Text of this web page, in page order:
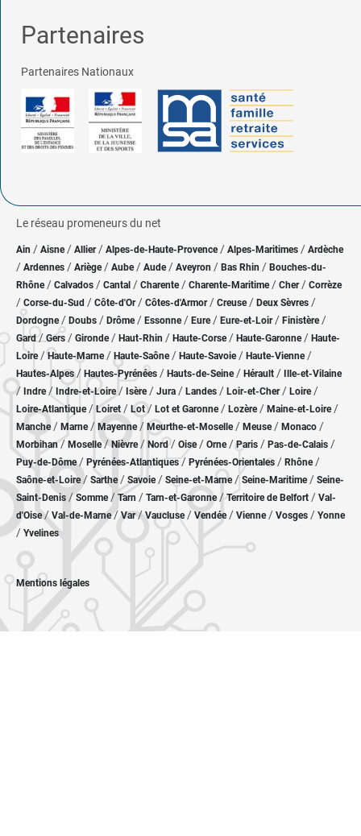
Partenaires
Partenaires Nationaux
Le réseau promeneurs du net
Ain / Aisne/ Allier/ Alpes-de-Haute-Provence / Alpes-Maritimes / Ardèche
/ Ardennes / Ariège/ Aube/ Aude / Aveyron / Bas Rhin / Bouches-du-
Rhône/ Calvados / Cantal / Charente / Charente-Maritime/ Cher / Corrèze
/ Corse-du-Sud / Côte-d'Or / Côtes-d'Armor/ Creuse/ Deux Sèvres /
Dordogne/ Doubs / Drôme/ Essonne / Eure/ Eure-et-Loir / Finistère/
Gard/Gers / Gironde/ Haut-Rhin / Haute-Corse/ Haute-Garonne/ Haute-
Loire/Haute-Marne/ Haute-Saône/ Haute-Savoie/ Haute-Vienne/
Hautes-Alpes/ Hautes-Pyrénées / Hauts-de-Seine/ Hérault / Ille-et-Vilaine
/ Indre/ Indre-et-Loire/ Isère/ Jura / Landes / Loir-et-Cher/ Loire/
Loire-Atlantique/ Loiret / Lot/ Lot et Garonne/ Lozère / Maine-et-Loire/
Manche/ Marne/ Mayenne/ Meurthe-et-Moselle/ Meuse/ Monaco /
Morbihan/ Moselle/ Nièvre / Nord/ Oise / Orne/Paris / Pas-de-Calais /
Puy-de-Dôme/ Pyrénées-Atlantiques / Pyrénées-Orientales / Rhône/
Saône-et-Loire/ Sarthe/ Savoie/ Seine-et-Marne/ Seine-Maritime/ Seine-
Saint-Denis /Somme/ Tarn / Tarn-et-Garonne/Territoire de Belfort / Val-
d'Oise/ Val-de-Marne/Var/Vaucluse/ Vendée/ Vienne/ Vosges / Yonne
/ Yvelines
Mentions légales